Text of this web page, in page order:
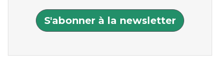
S'abonner à la newsletter